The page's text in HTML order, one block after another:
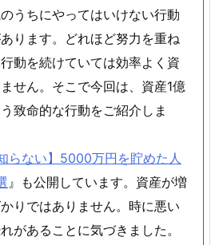
うちにやってはいけない行動
ります。どれほど努力を重ね
動を続けていては効率よく資
せん。そこで今回は、資産1億
致命的な行動をご紹介しま
らない】5000万円を貯めた人
』も公開しています。資産が増
りではありません。時に悪い
があることに気づきました。